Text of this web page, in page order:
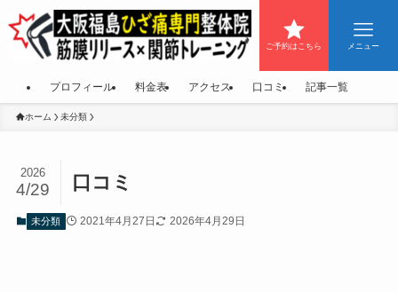
ご予約はこちら メニュー
プロフィール 料金表 アクセス 口コミ 記事一覧
ホーム 未分類
口コミ
2026
4/29
未分類 2021年4月27日 2026年4月29日